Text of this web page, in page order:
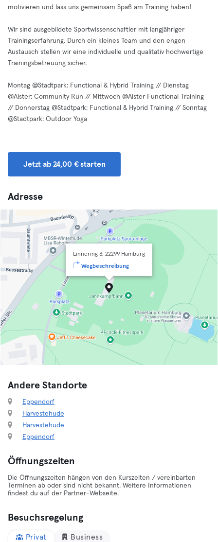
motivieren und lass uns gemeinsam Spaß am Training haben!
Wir sind ausgebildete Sportwissenschaftler mit langjähriger
Trainingserfahrung. Durch ein kleines Team und den engen
Austausch stellen wir eine individuelle und qualitativ hochwertige
Trainingsbetreuung sicher.
Montag @Stadtpark: Functional & Hybrid Training // Dienstag
@Alster: Community Run // Mittwoch @Alster Functional Training
// Donnerstag @Stadtpark: Functional & Hybrid Training // Sonntag
@Stadtpark: Outdoor Yoga
Jetzt ab 24,00 € starten
Adresse
Linnering 3, 22299 Hamburg
Wegbeschreibung
Andere Standorte
Eppendorf
Harvestehude
Harvestehude
Eppendorf
Öffnungszeiten
Die Öffnungszeiten hängen von den Kurszeiten / vereinbarten
Terminen ab oder sind nicht bekannt. Weitere Informationen
findest du auf der Partner-Webseite.
Besuchsregelung
Privat Business